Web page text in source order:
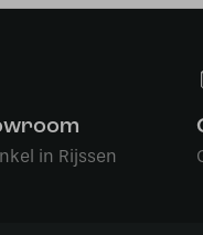
in Rijssen